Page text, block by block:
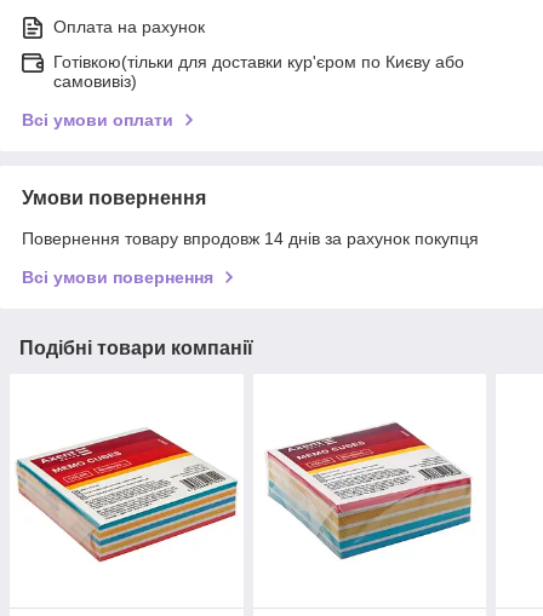
Оплата на рахунок
Готівкою(тільки для доставки кур'єром по Києву або
самовивіз)
Всі умови оплати
Умови повернення
Повернення товару впродовж 14 днів за рахунок покупця
Всі умови повернення
Подібні товари компанії